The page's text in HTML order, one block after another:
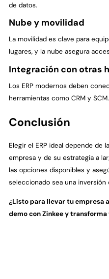
de datos.
Nube y movilidad
La movilidad es clave para
lugares, y la nube asegura
Integración con otras
Los ERP modernos deben
herramientas como CRM y SCM.
Conclusión
Elegir el ERP ideal depende de
empresa y de su estrategia a
las opciones disponibles y
seleccionado sea una
¿Listo para llevar tu empresa
demo con Zinkee y